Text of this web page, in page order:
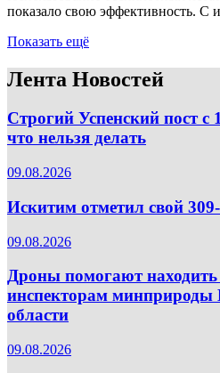
показало свою эффективность. С
Показать ещё
Лента Новостей
Строгий Успенский пост с
что нельзя делать
09.08.2026
Искитим отметил свой
09.08.2026
Дроны помогают
инспекторам минприроды
области
09.08.2026